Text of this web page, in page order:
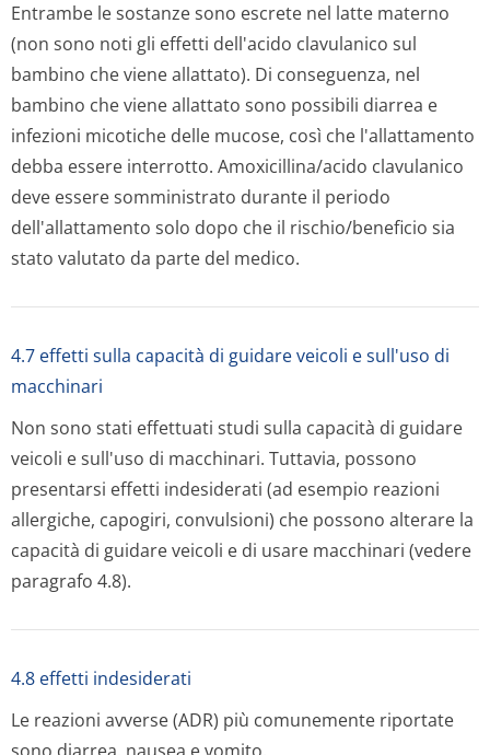
Entrambe le sostanze sono escrete nel latte materno
(non sono noti gli effetti dell'acido clavulanico sul
bambino che viene allattato). Di conseguenza, nel
bambino che viene allattato sono possibili diarrea e
infezioni micotiche delle mucose, così che l'allattamento
debba essere interrotto. Amoxicillina/acido clavulanico
deve essere somministrato durante il periodo
dell'allattamento solo dopo che il rischio/beneficio sia
stato valutato da parte del medico.
4.7 effetti sulla capacità di guidare veicoli e sull'uso di
macchinari
Non sono stati effettuati studi sulla capacità di guidare
veicoli e sull'uso di macchinari. Tuttavia, possono
presentarsi effetti indesiderati (ad esempio reazioni
allergiche, capogiri, convulsioni) che possono alterare la
capacità di guidare veicoli e di usare macchinari (vedere
paragrafo 4.8).
4.8 effetti indesiderati
Le reazioni avverse (ADR) più comunemente riportate